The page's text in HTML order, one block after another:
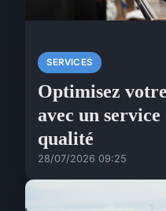
SERVICES
Optimisez
avec un service
qualité
28/07/2026 09:25